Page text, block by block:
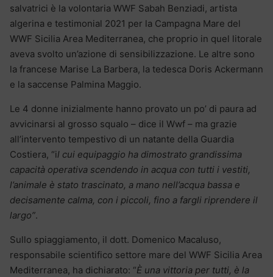
salvatrici è la volontaria WWF Sabah Benziadi, artista
algerina e testimonial 2021 per la Campagna Mare del
WWF Sicilia Area Mediterranea, che proprio in quel litorale
aveva svolto un’azione di sensibilizzazione. Le altre sono
la francese Marise La Barbera, la tedesca Doris Ackermann
e la saccense Palmina Maggio.
Le 4 donne inizialmente hanno provato un po’ di paura ad
avvicinarsi al grosso squalo – dice il Wwf – ma grazie
all’intervento tempestivo di un natante della Guardia
Costiera, “il cui equipaggio ha dimostrato grandissima
capacità operativa scendendo in acqua con tutti i vestiti,
l’animale è stato trascinato, a mano nell’acqua bassa e
decisamente calma, con i piccoli, fino a fargli riprendere il
largo”.
Sullo spiaggiamento, il dott. Domenico Macaluso,
responsabile scientifico settore mare del WWF Sicilia Area
Mediterranea, ha dichiarato: “È una vittoria per tutti, è la